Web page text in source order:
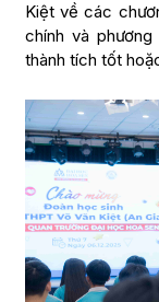
Kiệt về các
chính và
thành tích tốt